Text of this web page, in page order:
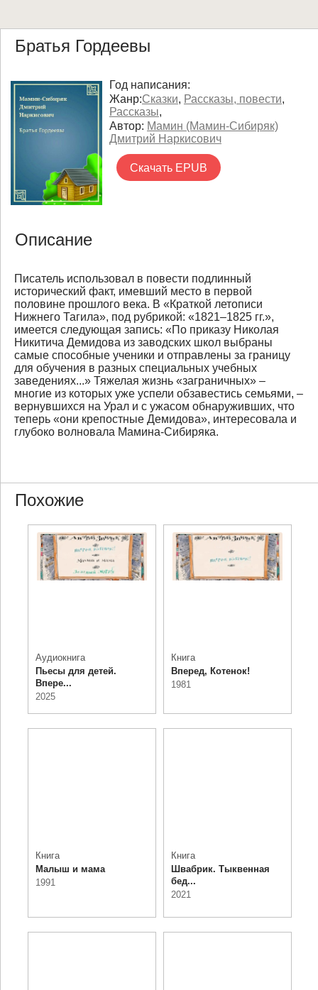
Братья Гордеевы
Год написания:
Жанр:Сказки, Рассказы, повести,
Рассказы,
Автор: Мамин (Мамин-Сибиряк)
Дмитрий Наркисович
Скачать EPUB
Описание
Писатель использовал в повести подлинный
исторический факт, имевший место в первой
половине прошлого века. В «Краткой летописи
Нижнего Тагила», под рубрикой: «1821–1825 гг.»,
имеется следующая запись: «По приказу Николая
Никитича Демидова из заводских школ выбраны
самые способные ученики и отправлены за границу
для обучения в разных специальных учебных
заведениях...» Тяжелая жизнь «заграничных» –
многие из которых уже успели обзавестись семьями, –
вернувшихся на Урал и с ужасом обнаруживших, что
теперь «они крепостные Демидова», интересовала и
глубоко волновала Мамина-Сибиряка.
Похожие
Аудиокнига
Пьесы для детей.
Впере...
2025
Книга
Вперед, Котенок!
1981
Книга
Малыш и мама
1991
Книга
Швабрик. Тыквенная
бед...
2021